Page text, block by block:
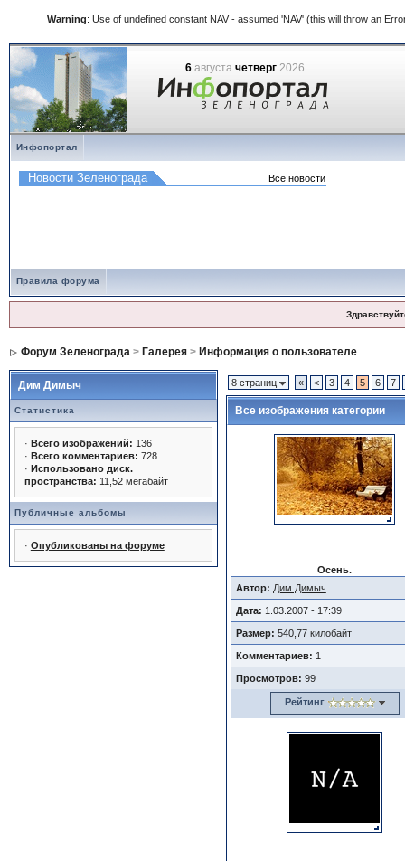
Warning: Use of undefined constant NAV - assumed 'NAV' (this will throw an
6августа четверг2026
Инфопортал
Правила форума
Форум Зеленограда> Галерея> Информация о пользователе
Дим Димыч
Статистика
· Всего изображений: 136
· Всего комментариев: 728
· Использовано диск.
пространства: 11,52 мегабайт
Публичные альбомы
· Опубликованы на форуме
8 страниц « < 3 4 5 6 7
Все изображения категории
Осень.
Автор: Дим Димыч
Дата: 1.03.2007 - 17:39
Размер: 540,77 килобайт
Комментариев: 1
Просмотров: 99
Рейтинг